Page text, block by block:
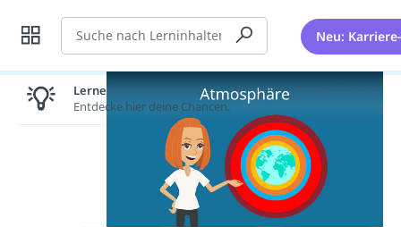
Suche Neu:
Lernen lohnt sich!
Entdecke hier deine Chancen.